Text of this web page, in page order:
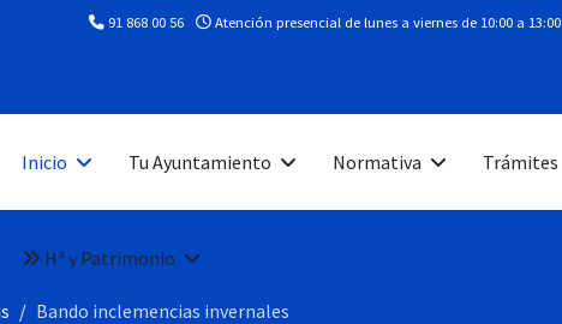
91 868 00 56 Atención presencial de lunes a viernes de 10:00 a 13:00
Inicio Tu Ayuntamiento Normativa Trámites
Hª y Patrimonio
Bando inclemencias invernales